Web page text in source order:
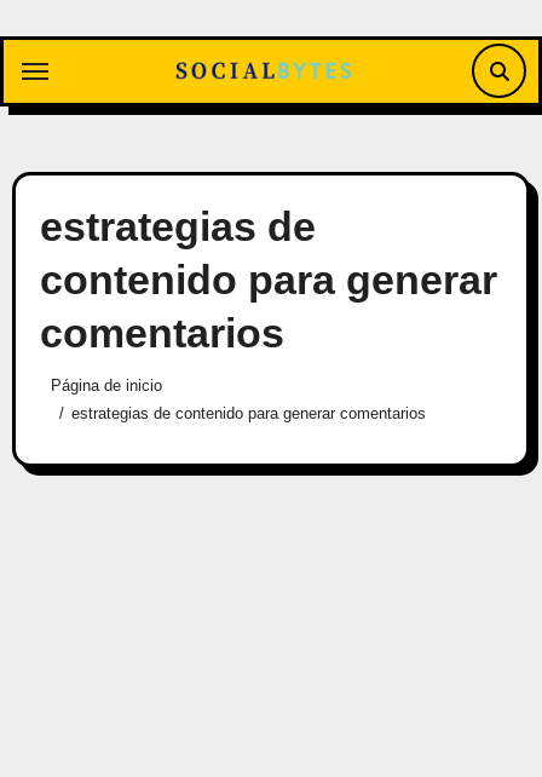
contenido
estrategias de
contenido para generar
comentarios
Página de inicio
estrategias de contenido para generar comentarios